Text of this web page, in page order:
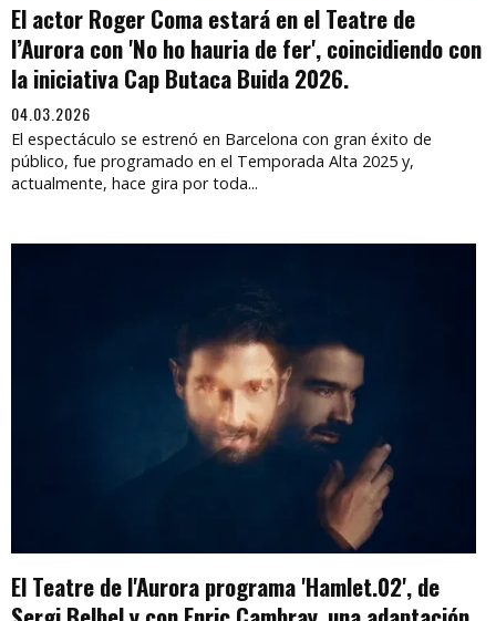
El actor Roger Coma estará en el Teatre de
l’Aurora con 'No ho hauria de fer', coincidiendo con
la iniciativa Cap Butaca Buida 2026.
04.03.2026
El espectáculo se estrenó en Barcelona con gran éxito de
público, fue programado en el Temporada Alta 2025 y,
actualmente, hace gira por toda...
El Teatre de l'Aurora programa 'Hamlet.02', de